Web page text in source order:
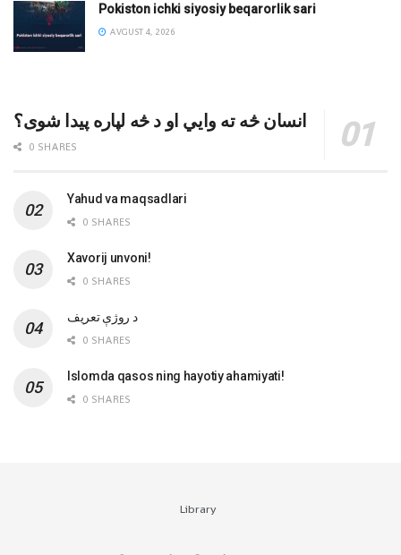
Pokiston ichki siyosiy beqarorlik sari
AVGUST 4, 2026
انسان څه ته وایي او د څه لپاره پیدا شوی؟
0 SHARES
Yahud va maqsadlari
0 SHARES
Xavorij unvoni!
0 SHARES
‌د روژې تعریف
0 SHARES
Islomda qasos ning hayotiy ahamiyati!
0 SHARES
Library